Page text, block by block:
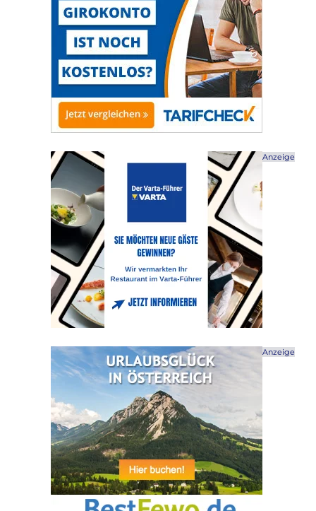
Anzeige
Anzeige